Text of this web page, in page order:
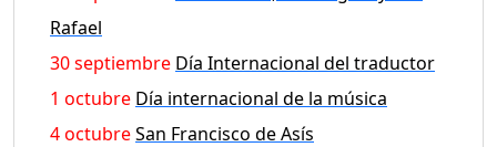
Rafael
30 septiembre Día Internacional del traductor
1 octubre Día internacional de la música
4 octubreSan Francisco de Asís